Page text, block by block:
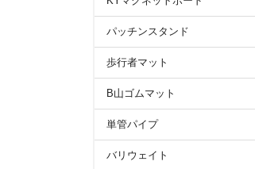
パッチンスタンド
歩行者マット
B山ゴムマット
単管パイプ
バリウェイト